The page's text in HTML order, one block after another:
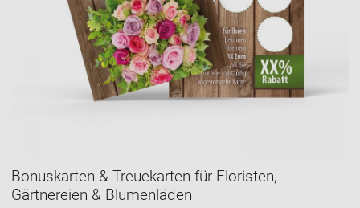
Bonuskarten & Treuekarten für Floristen,
Gärtnereien & Blumenläden